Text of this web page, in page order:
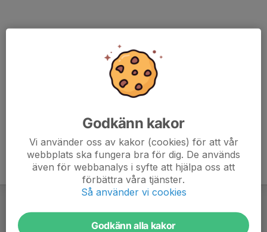
Godkänn kakor
Vi använder oss av kakor (cookies) för att vår
webbplats ska fungera bra för dig. De används
även för webbanalys i syfte att hjälpa oss att
förbättra våra tjänster.
Så använder vi cookies
Godkänn alla kakor